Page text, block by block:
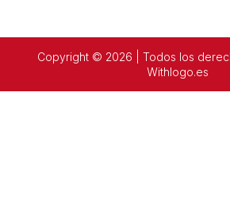
Copyright © 2026 | Todos los
Withlogo.es